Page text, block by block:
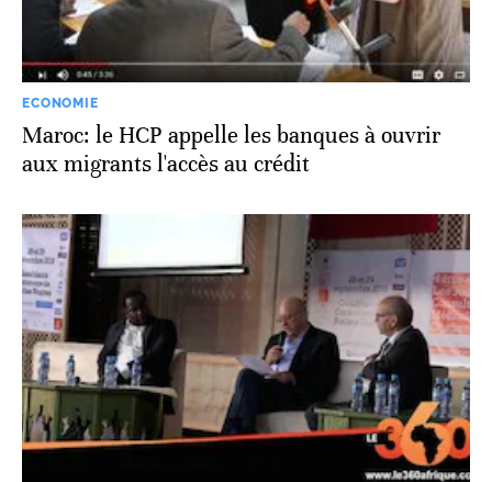
ECONOMIE
Maroc: le HCP appelle les banques à ouvrir
aux migrants l'accès au crédit